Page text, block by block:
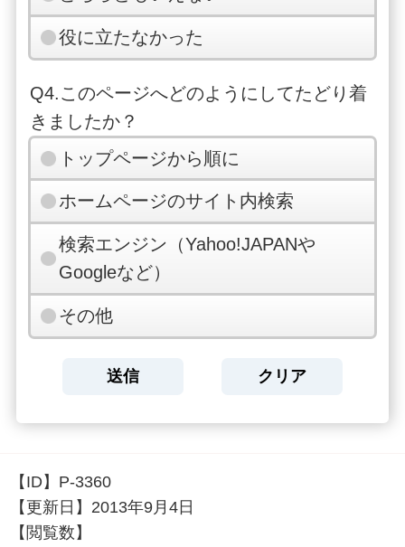
役に立たなかった
Q4.このページへどのようにしてたどり着
きましたか？
トップページから順に
ホームページのサイト内検索
検索エンジン（Yahoo!JAPANや
Googleなど）
その他
【ID】 P-3360
【更新日】 2013年9月4日
【閲覧数】